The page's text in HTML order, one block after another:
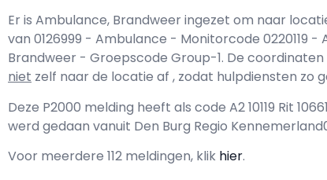
Er is Ambulance, Brandweer ingezet om naar
van 0126999 - Ambulance - Monitorcode 0220119
Brandweer - Groepscode Group-1. De coordinaten
niet zelf naar de locatie af , zodat hulpdiensten zo
Deze P2000 melding heeft als code A2 10119 Rit
werd gedaan vanuit Den Burg Regio
Voor meerdere 112 meldingen, klik hier.